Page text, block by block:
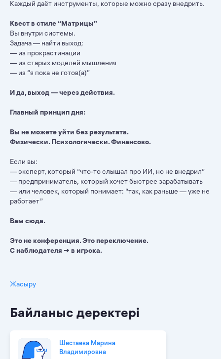
Каждый даёт инструменты, которые можно сразу внедрить.
Квест в стиле “Матрицы”
Вы внутри системы.
Задача — найти выход:
— из прокрастинации
— из старых моделей мышления
— из “я пока не готов(а)”
И да, выход — через действия.
Главный принцип дня:
Вы не можете уйти без результата.
Физически. Психологически. Финансово.
Если вы:
— эксперт, который “что-то слышал про ИИ, но не внедрил”
— предприниматель, который хочет быстрее зарабатывать
— или человек, который понимает: “так, как раньше — уже не
работает”
Вам сюда.
Это не конференция. Это переключение.
С наблюдателя → в игрока.
Жасыру
Байланыс деректері
Шестаева Марина
Владимировна